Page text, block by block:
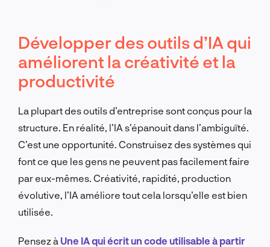
Développer des outils d’IA qui
améliorent la créativité et la
productivité
La plupart des outils d’entreprise sont conçus pour la
structure. En réalité, l’IA s’épanouit dans l’ambiguïté.
C’est une opportunité. Construisez des systèmes qui
font ce que les gens ne peuvent pas facilement faire
par eux-mêmes. Créativité, rapidité, production
évolutive, l’IA améliore tout cela lorsqu’elle est bien
utilisée.
Pensez à Une IA qui écrit un code utilisable à partir